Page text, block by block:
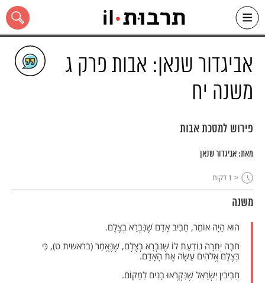
Skip
content
כל האתר
אביגדור שנאן: אבות פרק ג
משנה יח
פירוש למסכת אבות
מאת:אביגדור שנאן
< 1 דקות
משנה
הוּא הָיָה אוֹמֵר, חָבִיב אָדָם שֶׁנִּבְרָא בְצֶלֶם.
חִבָּה יְתֵרָה נוֹדַעַת לוֹ שֶׁנִּבְרָא בְצֶלֶם, שֶׁנֶּאֱמַר (בראשית ט), כִּי
בְּצֶלֶם אֱלֹהִים עָשָׂה אֶת הָאָדָם.
חֲבִיבִין יִשְׂרָאֵל שֶׁנִּקְרְאוּ בָנִים לַמָּקוֹם.